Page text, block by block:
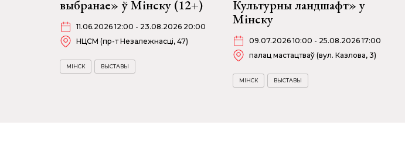
выбранае» ў Мінску (12+)
11.06.2026 12:00 - 23.08.2026 20:00
НЦСМ (пр-т Незалежнасці, 47)
МІНСК ВЫСТАВЫ
Культурны ландшафт» у
Мінску
09.07.2026 10:00 - 25.08.2026 17:00
палац мастацтваў (вул. Казлова, 3)
МІНСК ВЫСТАВЫ